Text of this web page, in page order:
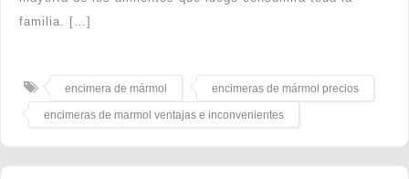
familia. […]
encimera de mármol encimeras de mármol precios
encimeras de marmol ventajas e inconvenientes